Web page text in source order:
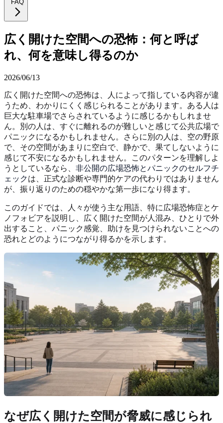
FAQ
広く開けた空間への恐怖：何と呼ば
れ、何を意味し得るのか
2026/06/13
広く開けた空間への恐怖は、人によって指している内容が違
うため、わかりにくく感じられることがあります。ある人は
巨大な駐車場でさらされているように感じるかもしれませ
ん。別の人は、すぐに離れるのが難しいと感じて公共広場で
パニックになるかもしれません。さらに別の人は、空の野原
で、その空間があまりに空白で、静かで、果てしないように
感じて不安になるかもしれません。このパターンを理解しよ
うとしているなら、 非公開の広場恐怖とパニックのセルフチ
ェックは、正式な診断や専門的ケアの代わりではありません
が、振り返りのための穏やかな第一歩になり得ます。
このガイドでは、人々が使う主な用語、特に広場恐怖症とケ
ノフォビアを説明し、広く開けた空間が人混み、ひとりで外
出すること、パニック感覚、助けを見つけられないことへの
恐れとどのようにつながり得るかを示します。
なぜ広く開けた空間が脅威に感じられ